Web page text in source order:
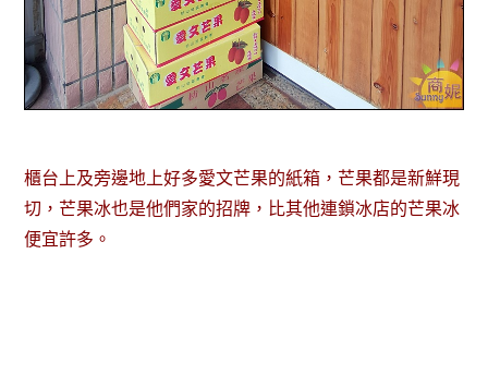
櫃台上及旁邊地上好多愛文芒果的紙箱，芒果都是新鮮現
切，芒果冰也是他們家的招牌，比其他連鎖冰店的芒果冰
便宜許多。